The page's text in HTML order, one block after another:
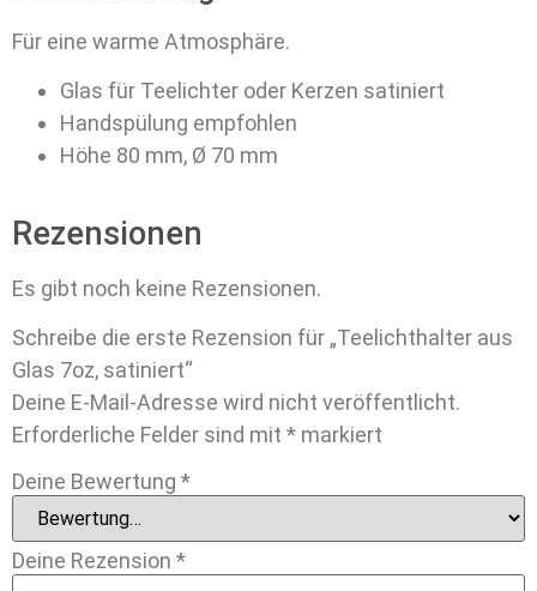
Für eine warme Atmosphäre.
Glas für Teelichter oder Kerzen satiniert
Handspülung empfohlen
Höhe 80 mm, Ø 70 mm
Rezensionen
Es gibt noch keine Rezensionen.
Schreibe die erste Rezension für „Teelichthalter aus
Glas 7oz, satiniert“
Deine E-Mail-Adresse wird nicht veröffentlicht.
Erforderliche Felder sind mit * markiert
Deine Bewertung *
Deine Rezension *